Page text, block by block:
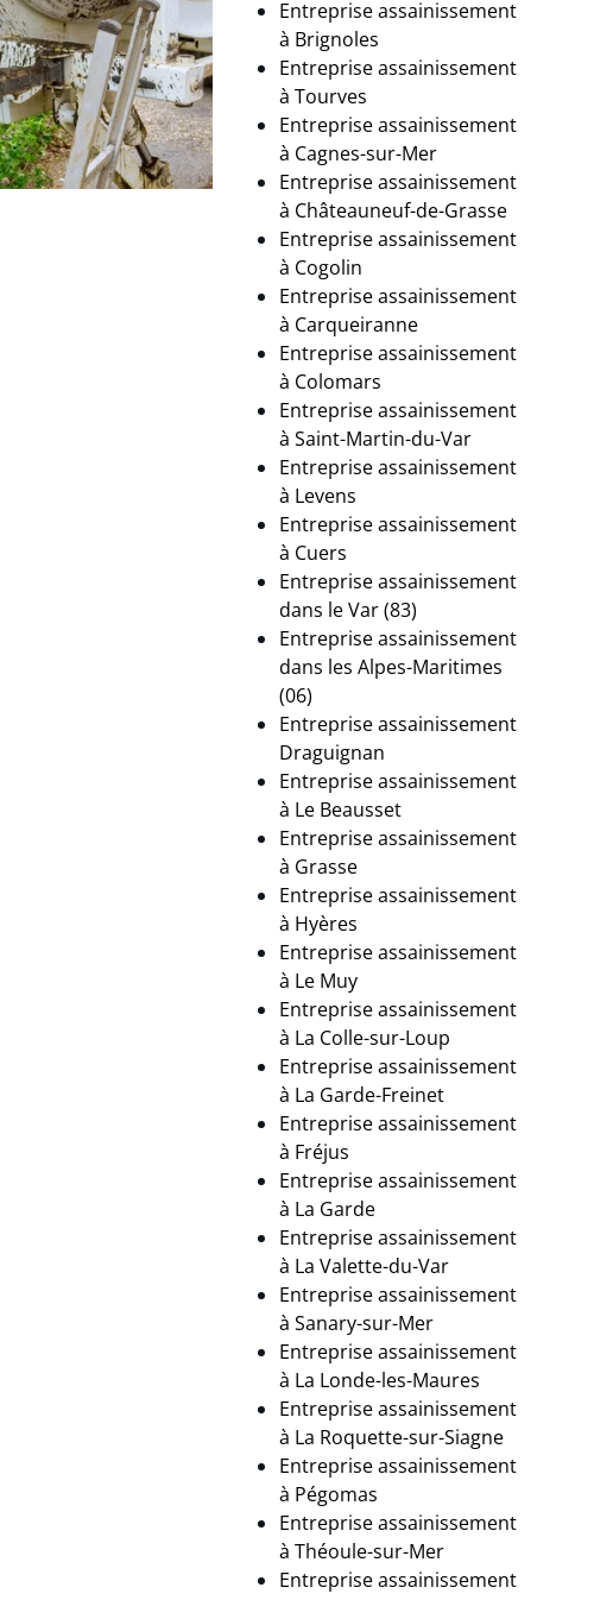
Entreprise assainissement
à Brignoles
Entreprise assainissement
à Tourves
Entreprise assainissement
à Cagnes-sur-Mer
Entreprise assainissement
à Châteauneuf-de-Grasse
Entreprise assainissement
à Cogolin
Entreprise assainissement
à Carqueiranne
Entreprise assainissement
à Colomars
Entreprise assainissement
à Saint-Martin-du-Var
Entreprise assainissement
à Levens
Entreprise assainissement
à Cuers
Entreprise assainissement
dans le Var (83)
Entreprise assainissement
dans les Alpes-Maritimes
(06)
Entreprise assainissement
Draguignan
Entreprise assainissement
à Le Beausset
Entreprise assainissement
à Grasse
Entreprise assainissement
à Hyères
Entreprise assainissement
à Le Muy
Entreprise assainissement
à La Colle-sur-Loup
Entreprise assainissement
à La Garde-Freinet
Entreprise assainissement
à Fréjus
Entreprise assainissement
à La Garde
Entreprise assainissement
à La Valette-du-Var
Entreprise assainissement
à Sanary-sur-Mer
Entreprise assainissement
à La Londe-les-Maures
Entreprise assainissement
à La Roquette-sur-Siagne
Entreprise assainissement
à Pégomas
Entreprise assainissement
à Théoule-sur-Mer
Entreprise assainissement